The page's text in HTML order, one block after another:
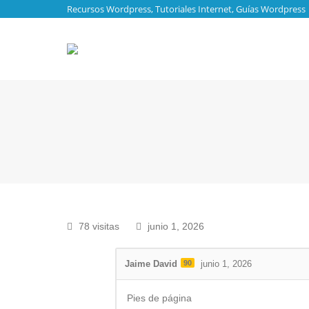
Recursos Wordpress, Tutoriales Internet, Guías Wordpress
78 visitas junio 1, 2026
Jaime David 90 junio 1, 2026
Pies de página